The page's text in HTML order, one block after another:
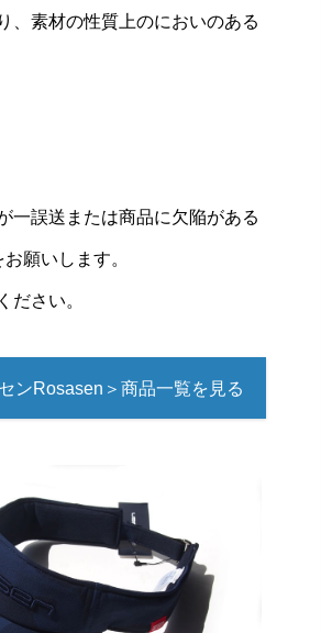
、素材の性質上のにおいのある
一誤送または商品に欠陥がある
願いします。
ださい。
ンRosasen＞商品一覧を見る